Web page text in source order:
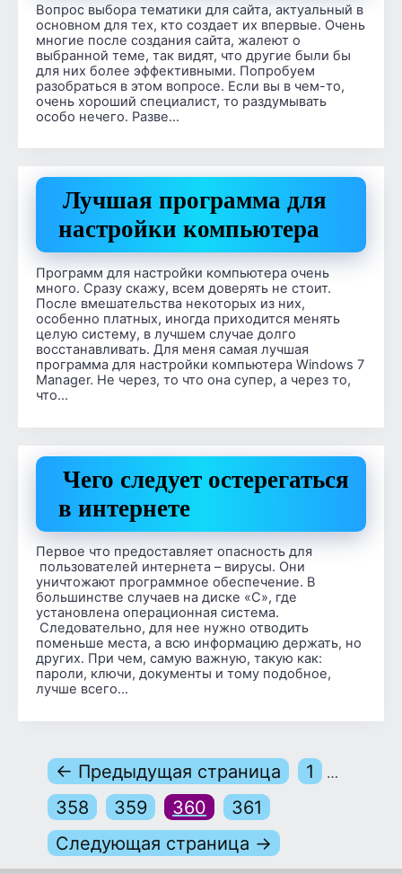
Вопрос выбора тематики для сайта, актуальный в
основном для тех, кто создает их впервые. Очень
многие после создания сайта, жалеют о
выбранной теме, так видят, что другие были бы
для них более эффективными. Попробуем
разобраться в этом вопросе. Если вы в чем-то,
очень хороший специалист, то раздумывать
особо нечего. Разве…
Лучшая программа для
настройки компьютера
Программ для настройки компьютера очень
много. Сразу скажу, всем доверять не стоит.
После вмешательства некоторых из них,
особенно платных, иногда приходится менять
целую систему, в лучшем случае долго
восстанавливать. Для меня самая лучшая
программа для настройки компьютера Windows 7
Manager. Не через, то что она супер, а через то,
что…
Чего следует остерегаться
в интернете
Первое что предоставляет опасность для
пользователей интернета – вирусы. Они
уничтожают программное обеспечение. В
большинстве случаев на диске «С», где
установлена операционная система.
Следовательно, для нее нужно отводить
поменьше места, а всю информацию держать, но
других. При чем, самую важную, такую как:
пароли, ключи, документы и тому подобное,
лучше всего…
← Предыдущая страница 1 …
358 359 360
361
Следующая страница →